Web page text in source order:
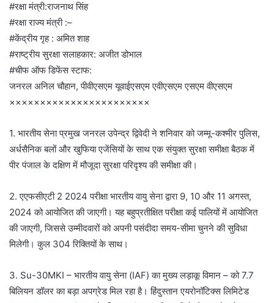
#रक्षा मंत्री:राजनाथ सिंह
#रक्षा राज्य मंत्री :–
#केंद्रीय गृह : अमित शाह
#राष्ट्रीय सुरक्षा सलाहकार: अजीत डोभाल
#चीफ ऑफ डिफेंस स्टाफ:
जनरल अनिल चौहान, पीवीएसएम यूवाईएसएम एवीएसएम एसएम वीएसएम
×××××××××××××××××××××××
1. भारतीय सेना प्रमुख जनरल उपेन्द्र द्विवेदी ने शनिवार को जम्मू-कश्मीर पुलिस,
अर्धसैनिक बलों और खुफिया एजेंसियों के साथ एक संयुक्त सुरक्षा समीक्षा बैठक में
पीर पंजाल के दक्षिण में मौजूदा सुरक्षा परिदृश्य की समीक्षा की।
2. एएफसीएटी 2 2024 परीक्षा भारतीय वायु सेना द्वारा 9, 10 और 11 अगस्त,
2024 को आयोजित की जाएगी। यह बहुप्रतीक्षित परीक्षा कई पालियों में आयोजित
की जाएगी, जिससे उम्मीदवारों को अपनी पसंदीदा समय-सीमा चुनने की सुविधा
मिलेगी। कुल 304 रिक्तियों के साथ।
3. Su-30MKI – भारतीय वायु सेना (IAF) का मुख्य लड़ाकू विमान – को 7.7
बिलियन डॉलर का बड़ा अपग्रेड मिल रहा है। हिंदुस्तान एयरोनॉटिक्स लिमिटेड